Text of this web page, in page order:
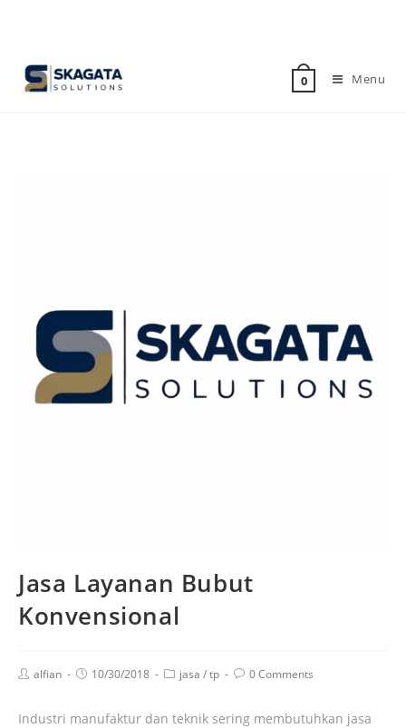
0 Menu
Jasa Layanan Bubut
Konvensional
alfian 10/30/2018 jasa /tp 0 Comments
Industri manufaktur dan teknik sering membutuhkan jasa